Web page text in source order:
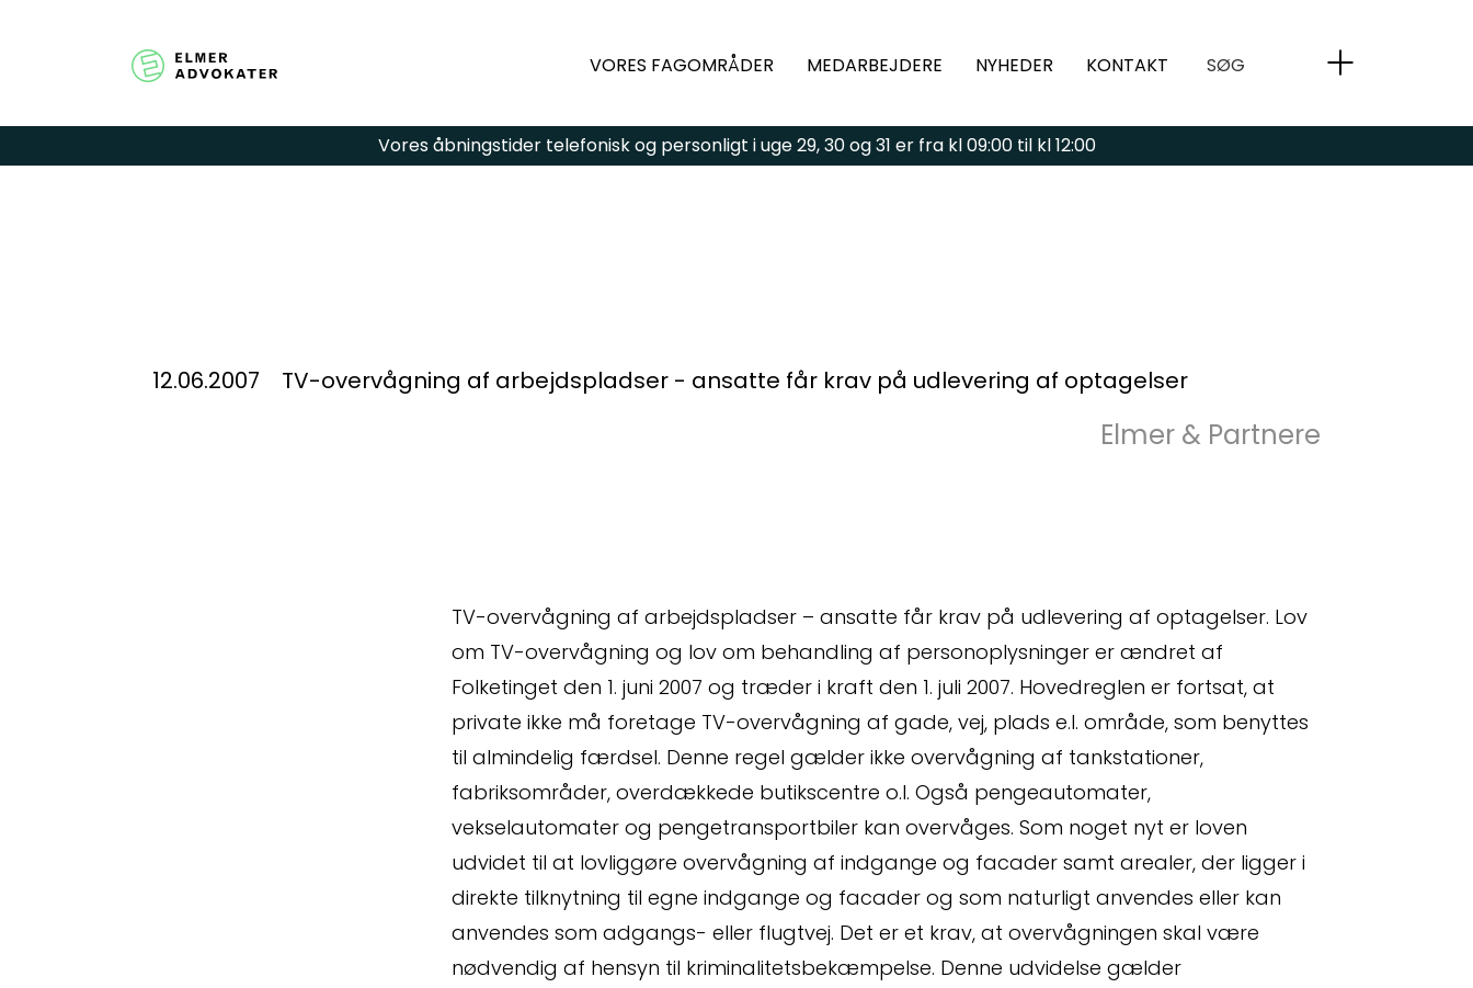
VORES FAGOMRÅDER MEDARBEJDERE NYHEDER KONTAKT SØG
Vores åbningstider telefonisk og personligt i uge 29, 30 og 31 er fra kl 09:00 til kl 12:00
Har du spørgsmål eller brug for
12.06.2007 TV-overvågning af arbejdspladser - ansatte får krav på udlevering af optagelser
Elmer & Partnere
TV-overvågning af arbejdspladser – ansatte får krav på udlevering af optagelser. Lov
om TV-overvågning og lov om behandling af personoplysninger er ændret af
Folketinget den 1. juni 2007 og træder i kraft den 1. juli 2007. Hovedreglen er fortsat, at
private ikke må foretage TV-overvågning af gade, vej, plads e.l. område, som benyttes
til almindelig færdsel. Denne regel gælder ikke overvågning af tankstationer,
fabriksområder, overdækkede butikscentre o.l. Også pengeautomater,
vekselautomater og pengetransportbiler kan overvåges. Som noget nyt er loven
udvidet til at lovliggøre overvågning af indgange og facader samt arealer, der ligger i
direkte tilknytning til egne indgange og facader og som naturligt anvendes eller kan
anvendes som adgangs- eller flugtvej. Det er et krav, at overvågningen skal være
nødvendig af hensyn til kriminalitetsbekæmpelse. Denne udvidelse gælder